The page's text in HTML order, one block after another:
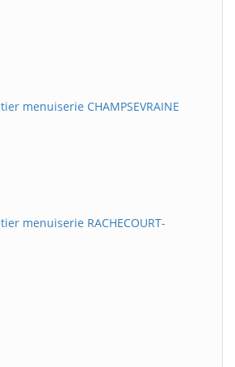
menuiserie CHAMPSEVRAINE
menuiserie RACHECOURT-